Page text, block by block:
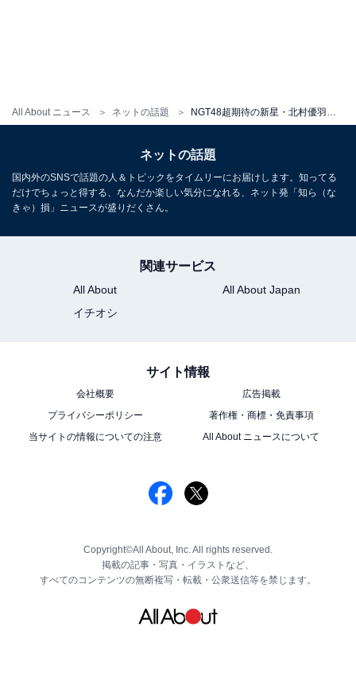
All About ニュース ネットの話題
ネットの話題
国内外のSNSで話題の人＆トピックをタイムリーにお届けします。知ってる
だけでちょっと得する、なんだか楽しい気分になれる、ネット発「知ら（な
きゃ）損」ニュースが盛りだくさん。
関連サービス
All About
All About Japan
イチオシ
サイト情報
会社概要
広告掲載
プライバシーポリシー
著作権・商標・免責事項
当サイトの情報についての注意
All About ニュースについて
Copyright©All About, Inc. All rights reserved.
掲載の記事・写真・イラストなど、
すべてのコンテンツの無断複写・転載・公衆送信等を禁じます。